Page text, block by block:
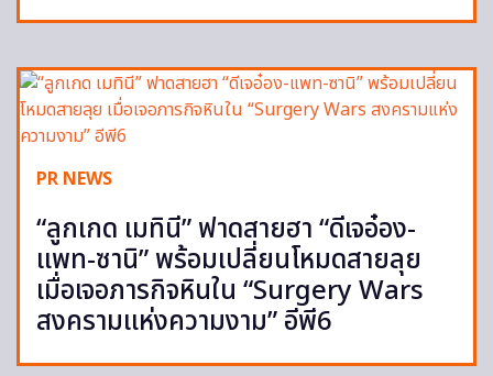
PR NEWS
“ลูกเกด เมทินี” ฟาดสายฮา “ดีเจอ๋อง-
แพท-ซานิ” พร้อมเปลี่ยนโหมดสายลุย
เมื่อเจอภารกิจหินใน “Surgery Wars
สงครามแห่งความงาม” อีพี6